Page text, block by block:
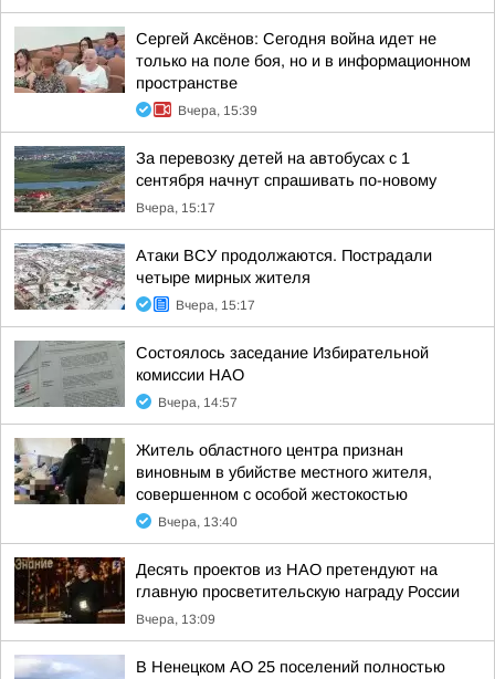
Сергей Аксёнов: Сегодня война идет не
только на поле боя, но и в информационном
пространстве
Вчера, 15:39
За перевозку детей на автобусах с 1
сентября начнут спрашивать по-новому
Вчера, 15:17
Атаки ВСУ продолжаются. Пострадали
четыре мирных жителя
Вчера, 15:17
Состоялось заседание Избирательной
комиссии НАО
Вчера, 14:57
Житель областного центра признан
виновным в убийстве местного жителя,
совершенном с особой жестокостью
Вчера, 13:40
Десять проектов из НАО претендуют на
главную просветительскую награду России
Вчера, 13:09
В Ненецком АО 25 поселений полностью